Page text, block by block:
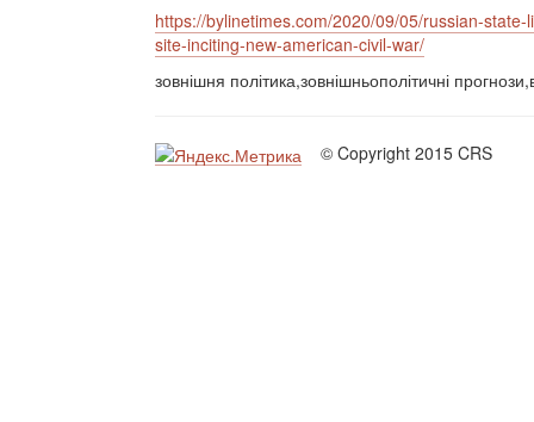
https://bylinetimes.com/2020/09/05/russian-
site-inciting-new-american-civil-war/
зовнішня політика,зовнішньополітичні
© Copyright 2015 CRS